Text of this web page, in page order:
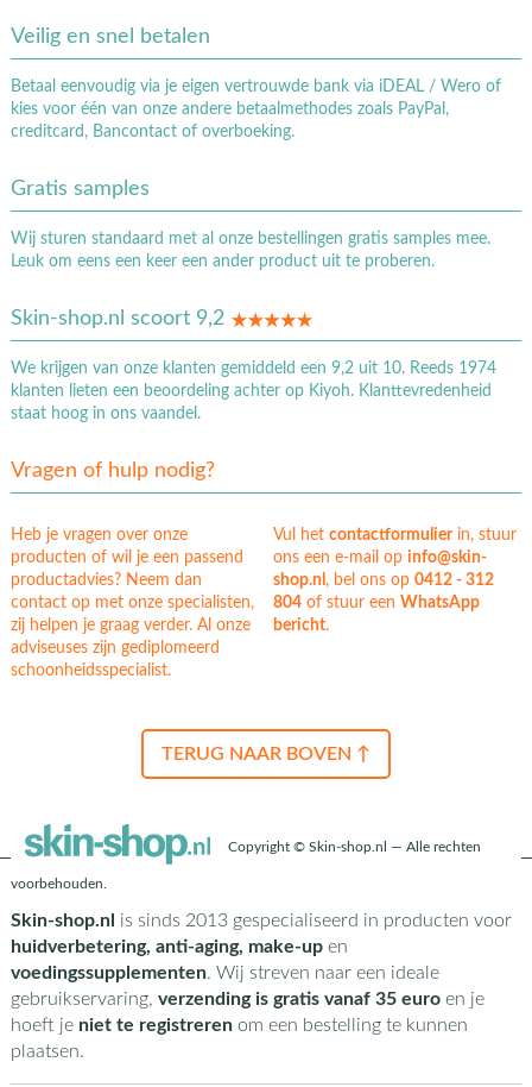
Veilig en snel betalen
Betaal eenvoudig via je eigen vertrouwde bank via iDEAL / Wero of
kies voor één van onze andere betaalmethodes zoals PayPal,
creditcard, Bancontact of overboeking.
Gratis samples
Wij sturen standaard met al onze bestellingen gratis samples mee.
Leuk om eens een keer een ander product uit te proberen.
Skin-shop.nl scoort 9,2
We krijgen van onze klanten gemiddeld een 9,2 uit 10. Reeds 1974
klanten lieten een beoordeling achter op Kiyoh. Klanttevredenheid
staat hoog in ons vaandel.
Vragen of hulp nodig?
Heb je vragen over onze
producten of wil je een passend
productadvies? Neem dan
contact op met onze specialisten,
zij helpen je graag verder. Al onze
adviseuses zijn gediplomeerd
schoonheidsspecialist.
Vul hetcontactformulierin, stuur
ons een e-mail op info@skin-
shop.nl, bel ons op0412 - 312
804 of stuur eenWhatsApp
bericht.
TERUG NAAR BOVEN ↑
Copyright © Skin-shop.nl — Alle rechten
voorbehouden.
Skin-shop.nl is sinds 2013 gespecialiseerd in producten voor
huidverbetering, anti-aging, make-upen
voedingssupplementen. Wij streven naar een ideale
gebruikservaring, verzending is gratis vanaf 35 euroen je
hoeft je niet te registrerenom een bestelling te kunnen
plaatsen.